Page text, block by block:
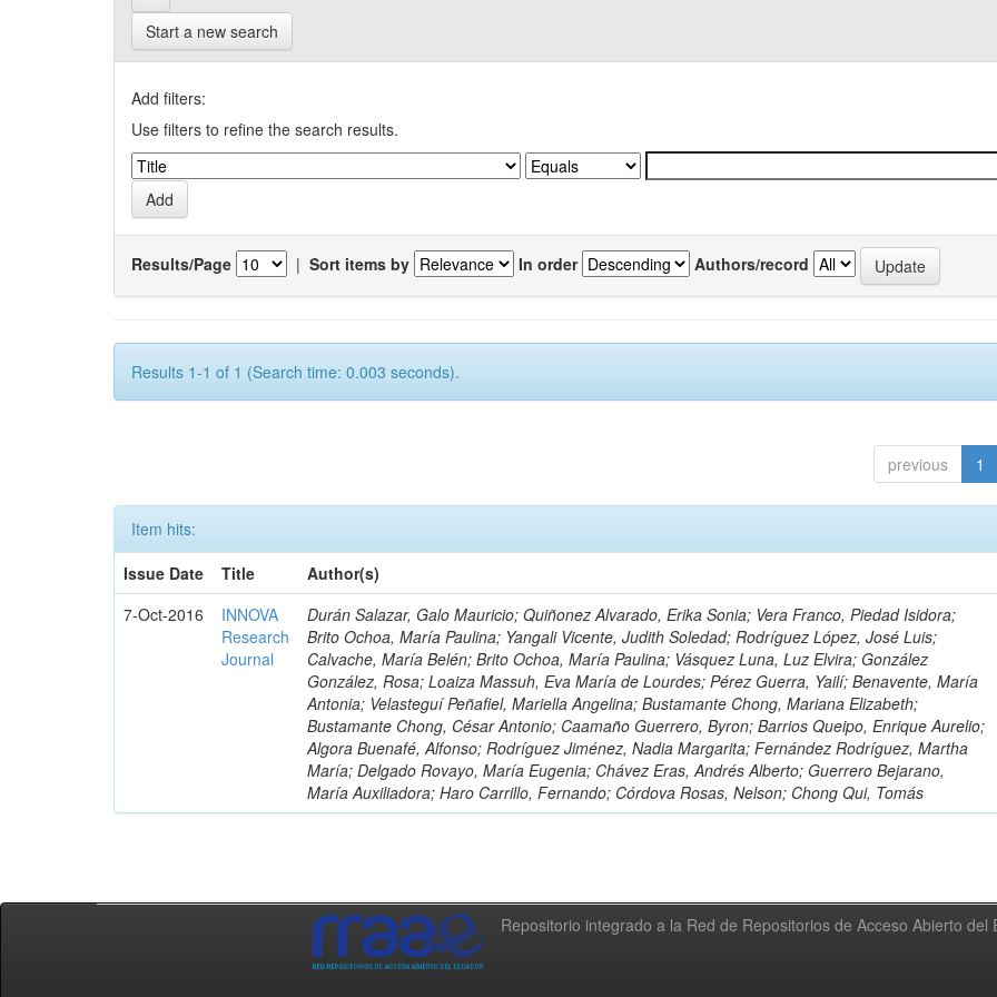
Start a new search
Add filters:
Use filters to refine the search results.
Results/Page | Sort items by In order Authors/record
Results 1-1 of 1 (Search time: 0.003 seconds).
previous 1
Item hits:
Issue Date
Title
Author(s)
7-Oct-2016
INNOVA
Research
Journal
Durán Salazar, Galo Mauricio; Quiñonez Alvarado, Erika Sonia; Vera Franco, Piedad Isidora;
Brito Ochoa, María Paulina; Yangali Vicente, Judith Soledad; Rodríguez López, José Luis;
Calvache, María Belén; Brito Ochoa, María Paulina; Vásquez Luna, Luz Elvira; González
González, Rosa; Loaiza Massuh, Eva María de Lourdes; Pérez Guerra, Yailí; Benavente, María
Antonia; Velasteguí Peñafiel, Mariella Angelina; Bustamante Chong, Mariana Elizabeth;
Bustamante Chong, César Antonio; Caamaño Guerrero, Byron; Barrios Queipo, Enrique Aurelio;
Algora Buenafé, Alfonso; Rodríguez Jiménez, Nadia Margarita; Fernández Rodríguez, Martha
María; Delgado Rovayo, María Eugenia; Chávez Eras, Andrés Alberto; Guerrero Bejarano,
María Auxiliadora; Haro Carrillo, Fernando; Córdova Rosas, Nelson; Chong Qui, Tomás
Repositorio integrado a la Red de Repositorios de Acceso Abierto del